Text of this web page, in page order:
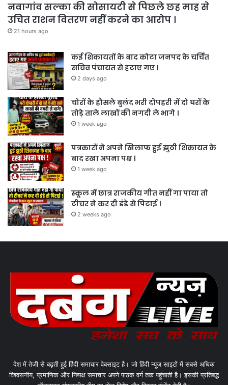
नवागांव सल्का की सोसायटी से पिछले छह माह से
उचित राशन वितरण नहीं करने का आरोप ।
21 hours ago
कई शिकायतों के बाद कोटा जनपद के चर्चित
सचिव पंचायत से हटाए गए ।
2 days ago
चोरों के हौसले बुलंद भरी दोपहरी में दो घरों के
तोड़े ताले लाखों की नगदी ले भागे ।
1 week ago
पत्रकारों ने अपने खिलाफ हुई झुठी शिकायत के
बाद रखा अपना पक्ष ।
1 week ago
स्कूल में छात्र राजकीय गीत नहीं गा पाया तो
टीचर ने कर दी डंडे से पिटाई ।
2 weeks ago
देश में तेजी से बढ़ती हुई हिंदी समाचार वेबसाइट है। जो हिंदी न्यूज साइटों में सबसे अधिक
विश्वसनीय, प्रमाणिक और निष्पक्ष समाचार अपने पाठक वर्ग तक पहुंचाती है। इसकी प्रतिबद्ध